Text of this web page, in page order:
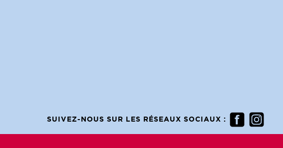
SUIVEZ-NOUS SUR LES RÉSEAUX SOCIAUX :